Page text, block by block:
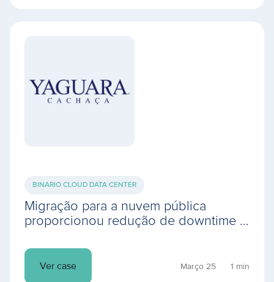
BINARIO CLOUD DATA CENTER
Migração para a nuvem pública
proporcionou redução de downtime e
computacional
Ver case Março 25 1 min